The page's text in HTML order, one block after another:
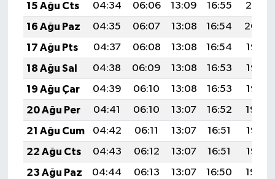
15 Ağu Cts
04:34 06:06 13:09 16:55
20:01
16 Ağu Paz
04:35 06:07 13:08 16:54
20:00
17 Ağu Pts
04:37 06:08 13:08 16:54
19:58
18 Ağu Sal
04:38 06:09 13:08 16:53
19:57
19 Ağu Çar
04:39 06:10 13:08 16:53
19:56
20 Ağu Per
04:41 06:10 13:07 16:52
19:54
21 Ağu Cum
04:42 06:11 13:07 16:51
19:53
22 Ağu Cts
04:43 06:12 13:07 16:51
19:52
23 Ağu Paz
04:44 06:13 13:07 16:50
19:50